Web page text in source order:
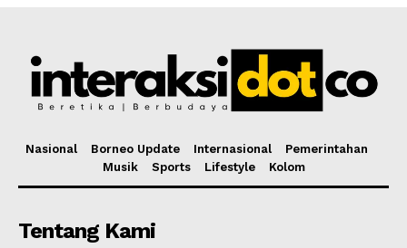
Nasional Borneo Update Internasional
Pemerintahan
Musik
Sports Lifestyle Kolom
Tentang Kami